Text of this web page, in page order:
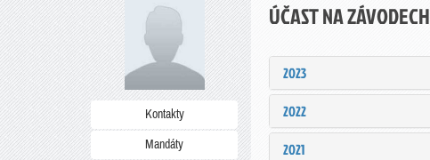
Kontakty
Mandáty
ÚČAST NA ZÁVODECH
2023
2022
2021